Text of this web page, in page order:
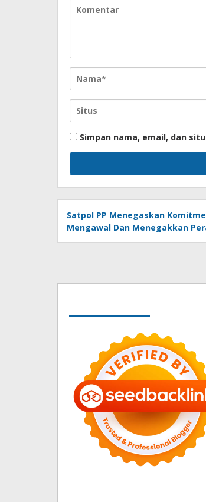
Simpan nama, email, dan
Satpol PP Menegaskan
Mengawal Dan Menegakkan